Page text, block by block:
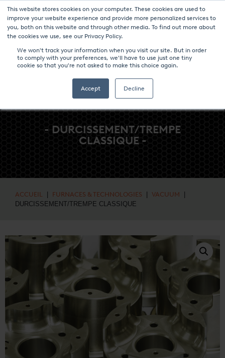
This website stores cookies on your computer. These cookies are used to
improve your website experience and provide more personalized services to
you, both on this website and through other media. To find out more about
the cookies we use, see our Privacy Policy.
We won't track your information when you visit our site. But in order
to comply with your preferences, we'll have to use just one tiny
cookie so that you're not asked to make this choice again.
Accept Decline
NOUVELLES ET ÉVÉNEMENTS MÉDIAS CARRIÈRES CONTACT
- DURCISSEMENT/TREMPE
CLASSIQUE -
ACCUEIL FURNACES & TECHNOLOGIES VACUUM
DURCISSEMENT/TREMPE CLASSIQUE